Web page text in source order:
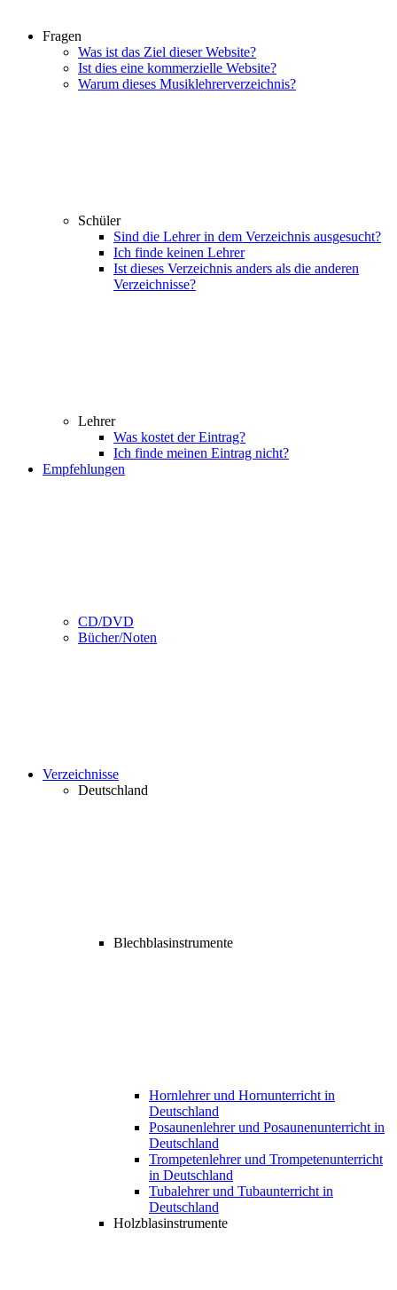
Fragen
Was ist das Ziel dieser Website?
Ist dies eine kommerzielle Website?
Warum dieses Musiklehrerverzeichnis?
Schüler
Sind die Lehrer in dem Verzeichnis ausgesucht?
Ich finde keinen Lehrer
Ist dieses Verzeichnis anders als die anderen
Verzeichnisse?
Lehrer
Was kostet der Eintrag?
Ich finde meinen Eintrag nicht?
Empfehlungen
CD/DVD
Bücher/Noten
Verzeichnisse
Deutschland
Blechblasinstrumente
Hornlehrer und Hornunterricht in
Deutschland
Posaunenlehrer und Posaunenunterricht in
Deutschland
Trompetenlehrer und Trompetenunterricht
in Deutschland
Tubalehrer und Tubaunterricht in
Deutschland
Holzblasinstrumente